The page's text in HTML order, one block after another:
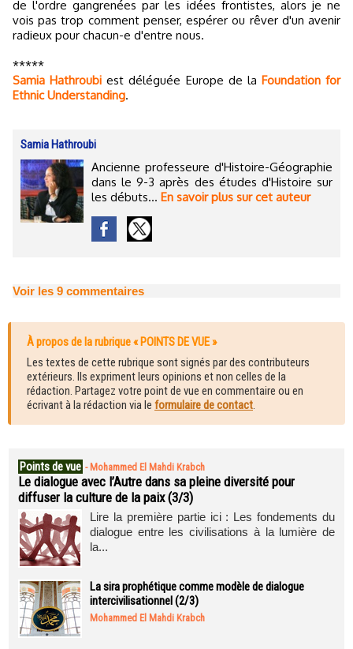
de l'ordre gangrenées par les idées frontistes, alors je ne
vois pas trop comment penser, espérer ou rêver d'un avenir
radieux pour chacun-e d'entre nous.
*****
Samia Hathroubi est déléguée Europe de la Foundation for
Ethnic Understanding.
Samia Hathroubi
Ancienne professeure d'Histoire-Géographie
dans le 9-3 après des études d'Histoire sur
les débuts... En savoir plus sur cet auteur
Voir les 9 commentaires
À propos de la rubrique « POINTS DE VUE »
Les textes de cette rubrique sont signés par des contributeurs
extérieurs. Ils expriment leurs opinions et non celles de la
rédaction. Partagez votre point de vue en commentaire ou en
écrivant à la rédaction via le formulaire de contact
Points de vue - Mohammed El Mahdi Krabch
Le dialogue avec l’Autre dans sa pleine diversité pour
diffuser la culture de la paix (3/3)
Lire la première partie ici : Les fondements du
dialogue entre les civilisations à la lumière de
la...
La sira prophétique comme modèle de dialogue
intercivilisationnel (2/3)
Mohammed El Mahdi Krabch